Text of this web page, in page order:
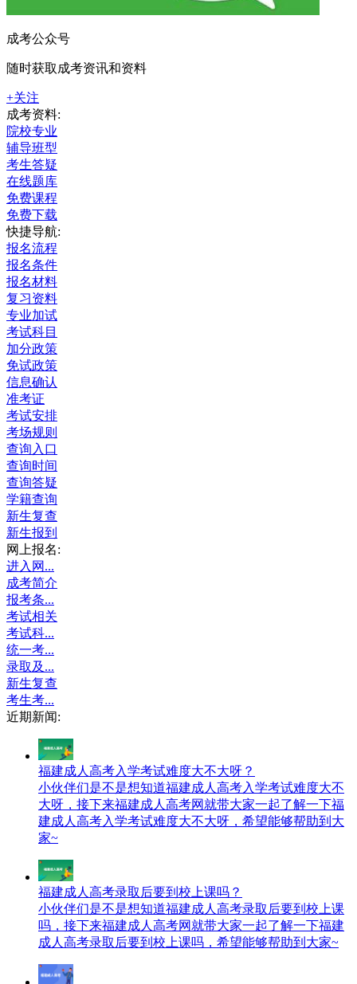
成考公众号
随时获取成考资讯和资料
+关注
成考资料:
院校专业
辅导班型
考生答疑
在线题库
免费课程
免费下载
快捷导航:
报名流程
报名条件
报名材料
复习资料
专业加试
考试科目
加分政策
免试政策
信息确认
准考证
考试安排
考场规则
查询入口
查询时间
查询答疑
学籍查询
新生复查
新生报到
网上报名:
进入网...
成考简介
报考条...
考试相关
考试科...
统一考...
录取及...
新生复查
考生考...
近期新闻:
福建成人高考入学考试难度大不大呀？
小伙伴们是不是想知道福建成人高考入学考试难度大不
大呀，接下来福建成人高考网就带大家一起了解一下福
建成人高考入学考试难度大不大呀，希望能够帮助到大
家~
福建成人高考录取后要到校上课吗？
小伙伴们是不是想知道福建成人高考录取后要到校上课
吗，接下来福建成人高考网就带大家一起了解一下福建
成人高考录取后要到校上课吗，希望能够帮助到大家~